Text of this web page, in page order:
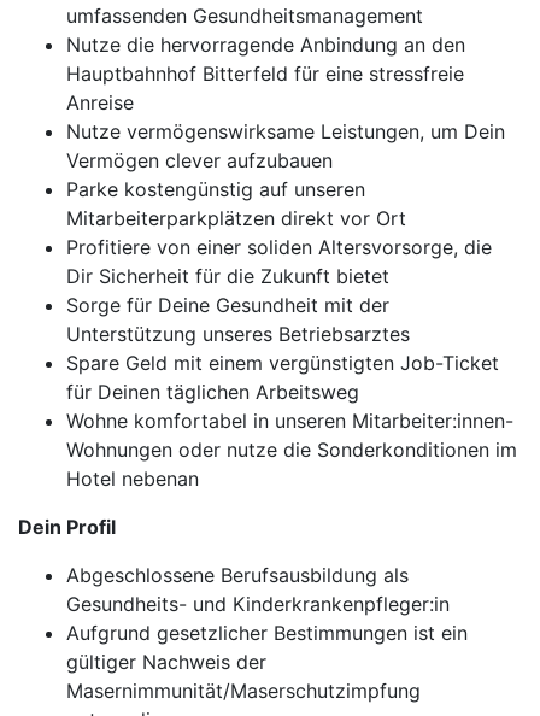
umfassenden Gesundheitsmanagement
Nutze die hervorragende Anbindung an den
Hauptbahnhof Bitterfeld für eine stressfreie
Anreise
Nutze vermögenswirksame Leistungen, um Dein
Vermögen clever aufzubauen
Parke kostengünstig auf unseren
Mitarbeiterparkplätzen direkt vor Ort
Profitiere von einer soliden Altersvorsorge, die
Dir Sicherheit für die Zukunft bietet
Sorge für Deine Gesundheit mit der
Unterstützung unseres Betriebsarztes
Spare Geld mit einem vergünstigten Job-Ticket
für Deinen täglichen Arbeitsweg
Wohne komfortabel in unseren Mitarbeiter:innen-
Wohnungen oder nutze die Sonderkonditionen im
Hotel nebenan
Dein Profil
Abgeschlossene Berufsausbildung als
Gesundheits- und Kinderkrankenpfleger:in
Aufgrund gesetzlicher Bestimmungen ist ein
gültiger Nachweis der
Masernimmunität/Maserschutzimpfung